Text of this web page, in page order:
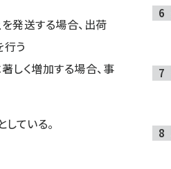
発送する場合、出荷
う
しく増加する場合、事
ている。